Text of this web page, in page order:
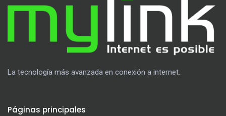
La tecnología más avanzada en conexión a internet.
Páginas principales